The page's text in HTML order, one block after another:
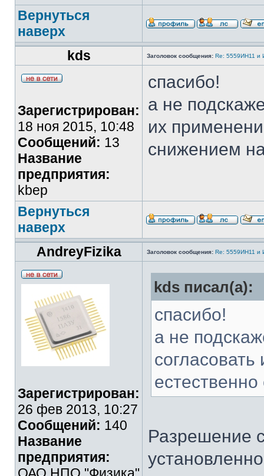
Вернуться
наверх
kds
Заголовок сообщения: Re: 5559ИН11 и
Зарегистрирован:
18 ноя 2015, 10:48
Сообщений: 13
Название
предприятия:
kbep
спасибо!
а не
их
снижением
Вернуться
наверх
AndreyFizika
Заголовок сообщения: Re: 5559ИН11 и
Зарегистрирован:
26 фев 2013, 10:27
Сообщений: 140
Название
предприятия:
kds писал(а):
спасибо!
а не
Разрешение